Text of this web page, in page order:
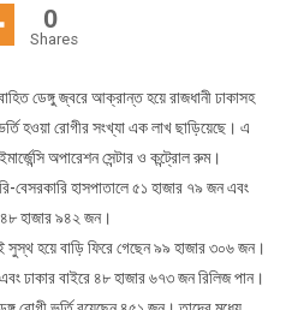
লাখ
ছাড়াল
0
Shares
ডেঙ্গু জ্বরে আক্রান্ত হয়ে রাজধানী ঢাকাসহ
হওয়া রোগীর সংখ্যা এক লাখ ছাড়িয়েছে। এ
অপারেশন সেন্টার ও কন্ট্রোল রুম।
বেসরকারি হাসপাতালে ৫১ হাজার ৭৯ জন এবং
৪৮ হাজার ৯৪২ জন।
সুস্থ হয়ে বাড়ি ফিরে গেছেন ৯৯ হাজার ৩০৬ জন।
ঢাকার বাইরে ৪৮ হাজার ৬৭৩ জন রিলিজ পান।